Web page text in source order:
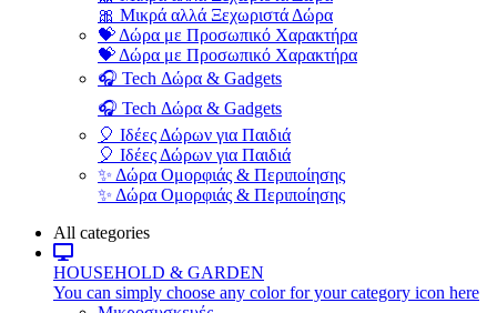
🎀 Μικρά αλλά Ξεχωριστά Δώρα
💝 Δώρα με Προσωπικό Χαρακτήρα
💝 Δώρα με Προσωπικό Χαρακτήρα
🎧 Tech Δώρα & Gadgets
🎧 Tech Δώρα & Gadgets
🎈 Ιδέες Δώρων για Παιδιά
🎈 Ιδέες Δώρων για Παιδιά
✨ Δώρα Ομορφιάς & Περιποίησης
✨ Δώρα Ομορφιάς & Περιποίησης
All categories
HOUSEHOLD & GARDEN
You can simply choose any color for your category icon here